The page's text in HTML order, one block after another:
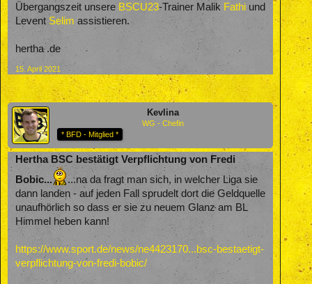
Übergangszeit unsere BSCU23-Trainer Malik Fathiund
Levent Selim assistieren.
hertha .de
15. April 2021
Kevlina
WG - Chefin
* BFD - Mitglied *
Hertha BSC bestätigt Verpflichtung von Fredi
Bobic...
...na da fragt man sich, in welcher Liga sie
dann landen - auf jeden Fall sprudelt dort die Geldquelle
unaufhörlich so dass er sie zu neuem Glanz am BL
Himmel heben kann!
https://www.sport.de/news/ne4423170...bsc-bestaetigt-
verpflichtung-von-fredi-bobic/